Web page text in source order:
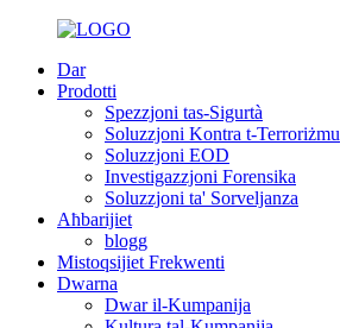
Dar
Prodotti
Spezzjoni tas-Sigurtà
Soluzzjoni Kontra t-Terroriżmu
Soluzzjoni EOD
Investigazzjoni Forensika
Soluzzjoni ta' Sorveljanza
Aħbarijiet
blogg
Mistoqsijiet Frekwenti
Dwarna
Dwar il-Kumpanija